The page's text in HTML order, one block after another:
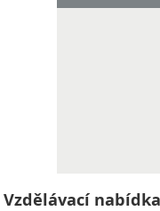
Vzdělávací